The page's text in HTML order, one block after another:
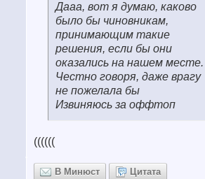
Дааа, вот я думаю, каково
было бы чиновникам,
принимающим такие
решения, если бы они
оказались на нашем месте.
Честно говоря, даже врагу
не пожелала бы
Извиняюсь за оффтоп
((((((
В Минюст
Цитата